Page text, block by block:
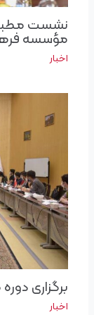
نشست
مؤسسه
اخبار
برگزاری
اخبار